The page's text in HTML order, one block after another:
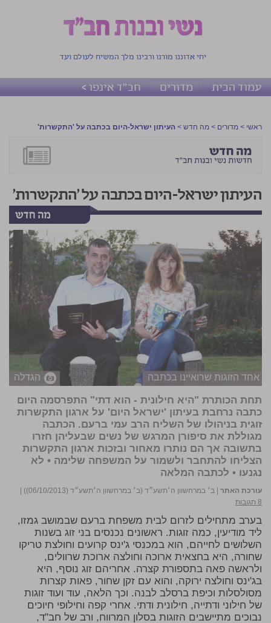
יחי אדוננו מורנו ורבינו מלך המשיח לעולם ועד
עמוד הבית מדורים חב"ד אינפו >
ראשי > מדורים > מה חדש > העיתון ישראל-היום בכתבה על 'התקשרות'
העיתון ישראל-היום בכתבה על 'התקשרות'
אחד הזוגות שרואיינו בכתבה הגדלה
תחת הכותרת "היא חילונית - הוא דתי" התפרסמה היום
כתבה נרחבת בעיתון 'ישראל היום' על ארגון התקשרות
זוגית בניהולו של השליח הרב עמי ברעם. הכתבה
מגוללת את סיפורן המרגש של נשים שבעליהן חזרו
בתשובה אך הם נותרו מאחור ובזכות ארגון התקשרות
הצליחו להתחבר ולשמור על המשפחה שלימה • לא
נגנעו • לכתבה המלאה
עורכת האתר | ב׳ במרחשוון ה׳תשע״ד (ב׳ במרחשוון ה׳תשע״ד (06/10/2013))
|
8 תגובות
בערב מתחילים לזרום לבית משפחת ברעם שבמושב גמזו,
ליד מודיעין, כמה זוגות. ראשונים נכנסים בני זוג בשנות
השלושים לחייהם, הוא במכנסי ג'ינס קרועים וחולצת טריקו
שחורה, היא בחצאית ארוכה וחולצה ארוכת שרוולים,
ולראשה פאה בתספורת קצרה. אחריהם זוג נוסף, היא
בג'ינס וחולצה ירוקה, והוא עם זקן שחור, פאות קצרות
מסולסלות וכיפת ברסלב לבנה. וכך הלאה, עוד ועוד זוגות
של חילוני ודתייה, חילונית ודתי. אחרי קפה וחילופי חיוכים
נבוכים מתיישבים הזוגות בסלון המרווח, ורב של חב"ד,